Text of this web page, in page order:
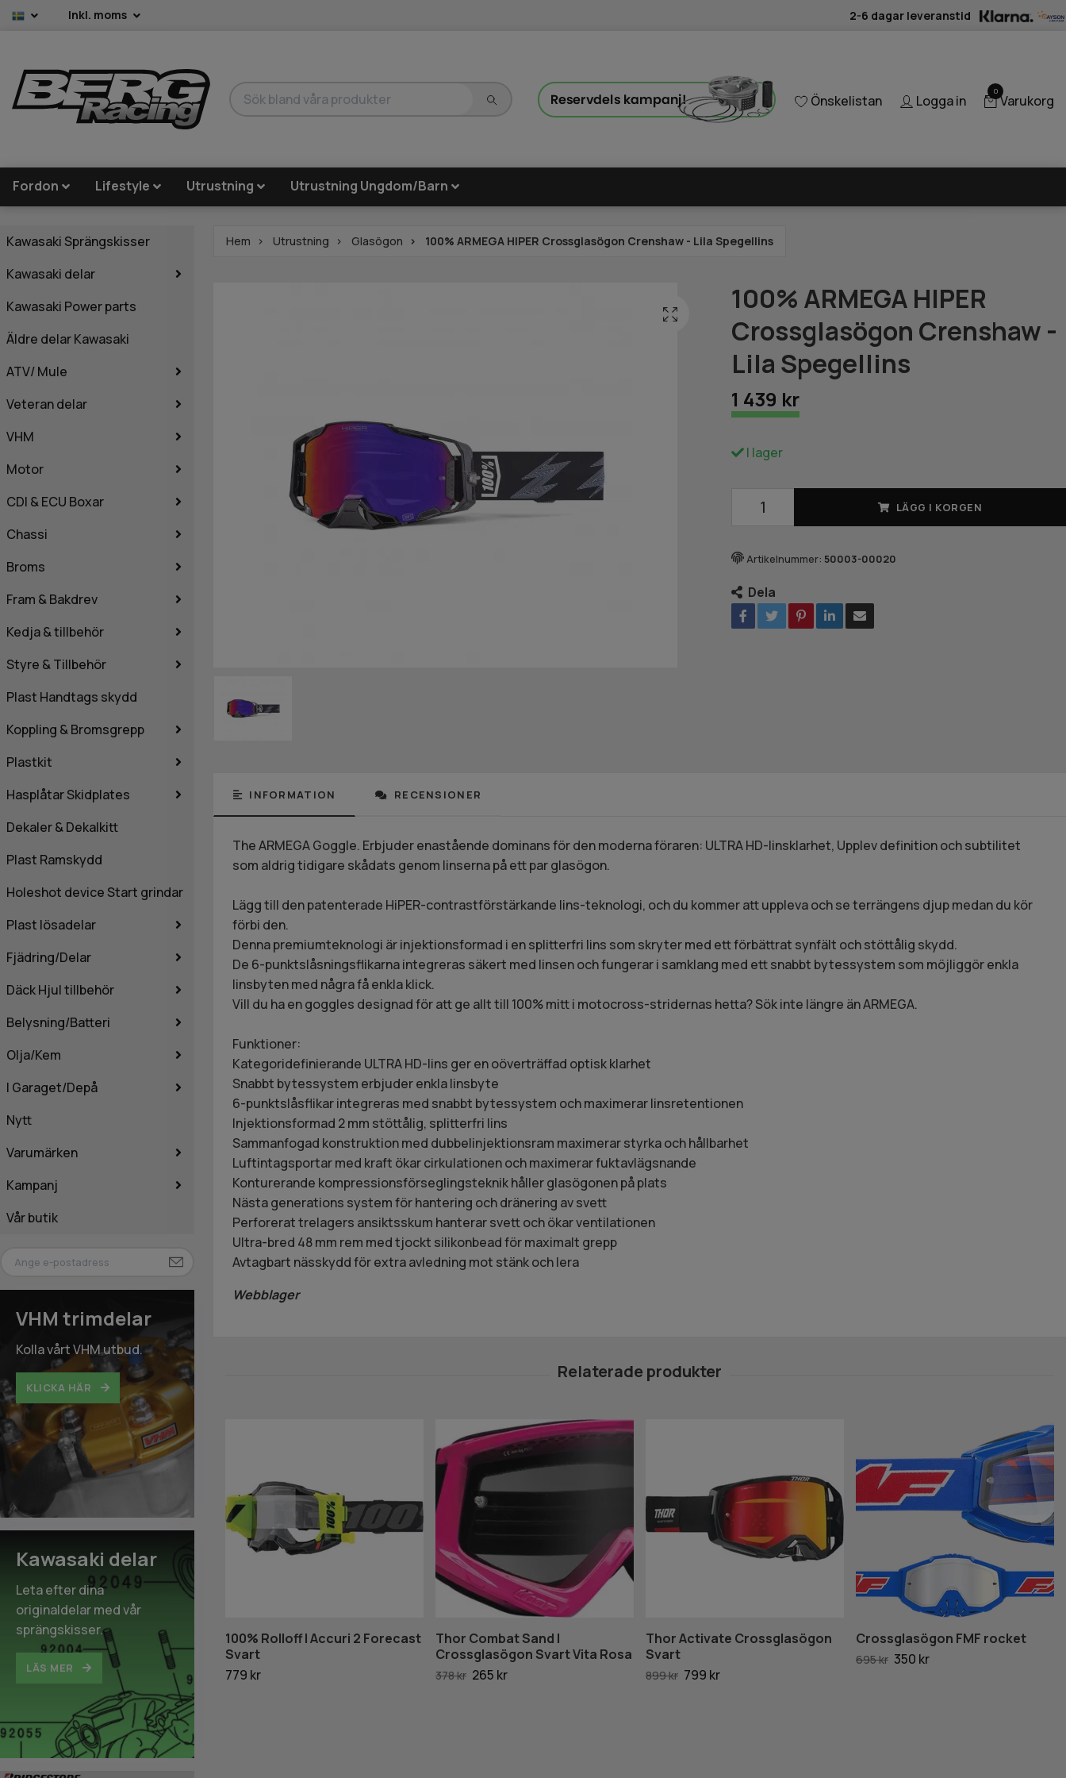
Inkl. moms 2-6 dagar leveranstid
Önskelistan Logga in
0
Varukorg
Fordon Lifestyle Utrustning Utrustning Ungdom/Barn
Kawasaki Sprängskisser
Kawasaki delar
Kawasaki Power parts
Äldre delar Kawasaki
ATV/ Mule
Veteran delar
VHM
Motor
CDI & ECU Boxar
Chassi
Broms
Fram & Bakdrev
Kedja & tillbehör
Styre & Tillbehör
Plast Handtags skydd
Koppling & Bromsgrepp
Plastkit
Hasplåtar Skidplates
Dekaler & Dekalkitt
Plast Ramskydd
Holeshot device Start grindar
Plast lösadelar
Fjädring/Delar
Däck Hjul tillbehör
Belysning/Batteri
Olja/Kem
I Garaget/Depå
Nytt
Varumärken
Kampanj
Vår butik
VHM trimdelar
Kolla vårt VHM utbud.
KLICKA HÄR
Kawasaki delar
Leta efter dina
originaldelar med vår
sprängskisser.
LÄS MER
Hem Utrustning Glasögon 100% ARMEGA HIPER Crossglasögon Crenshaw - Lila Spegellins
100% ARMEGA HIPER
Crossglasögon Crenshaw -
Lila Spegellins
1 439 kr
I lager
LÄGG I KORGEN
Artikelnummer: 50003-00020
Dela
INFORMATION RECENSIONER
The ARMEGA Goggle. Erbjuder enastående dominans för den moderna föraren: ULTRA HD-linsklarhet, Upplev definition och subtilitet
som aldrig tidigare skådats genom linserna på ett par glasögon.
Lägg till den patenterade HiPER-contrastförstärkande lins-teknologi, och du kommer att uppleva och se terrängens djup medan du kör
förbi den.
Denna premiumteknologi är injektionsformad i en splitterfri lins som skryter med ett förbättrat synfält och stöttålig skydd.
De 6-punktslåsningsflikarna integreras säkert med linsen och fungerar i samklang med ett snabbt bytessystem som möjliggör enkla
linsbyten med några få enkla klick.
Vill du ha en goggles designad för att ge allt till 100% mitt i motocross-stridernas hetta? Sök inte längre än ARMEGA.
Funktioner:
Kategoridefinierande ULTRA HD-lins ger en oöverträffad optisk klarhet
Snabbt bytessystem erbjuder enkla linsbyte
6-punktslåsflikar integreras med snabbt bytessystem och maximerar linsretentionen
Injektionsformad 2 mm stöttålig, splitterfri lins
Sammanfogad konstruktion med dubbelinjektionsram maximerar styrka och hållbarhet
Luftintagsportar med kraft ökar cirkulationen och maximerar fuktavlägsnande
Konturerande kompressionsförseglingsteknik håller glasögonen på plats
Nästa generations system för hantering och dränering av svett
Perforerat trelagers ansiktsskum hanterar svett och ökar ventilationen
Ultra-bred 48 mm rem med tjockt silikonbead för maximalt grepp
Avtagbart nässkydd för extra avledning mot stänk och lera
Webblager
100% Rolloff | Accuri 2 Forecast
Svart
779 kr
Thor Combat Sand |
Crossglasögon Svart Vita Rosa
378 kr 265 kr
Thor Activate Crossglasögon
Svart
899 kr 799 kr
Crossglasögon FMF rocket
695 kr 350 kr